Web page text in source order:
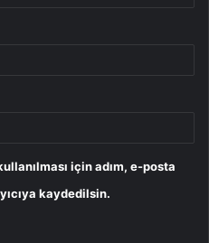
için adım, e-posta
kaydedilsin.